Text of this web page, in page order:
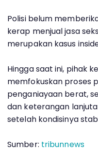
Polisi belum
kerap menjual jasa
merupakan kasus
Hingga saat ini, pihak
memfokuskan proses
penganiayaan berat,
dan keterangan
setelah kondisinya
Sumber: tribunnews